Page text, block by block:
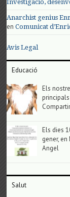
Investigació,
Anarchist genius
enComunicat
Avis Legal
Educació
Els
Els dies
gener,
Angel
Salut